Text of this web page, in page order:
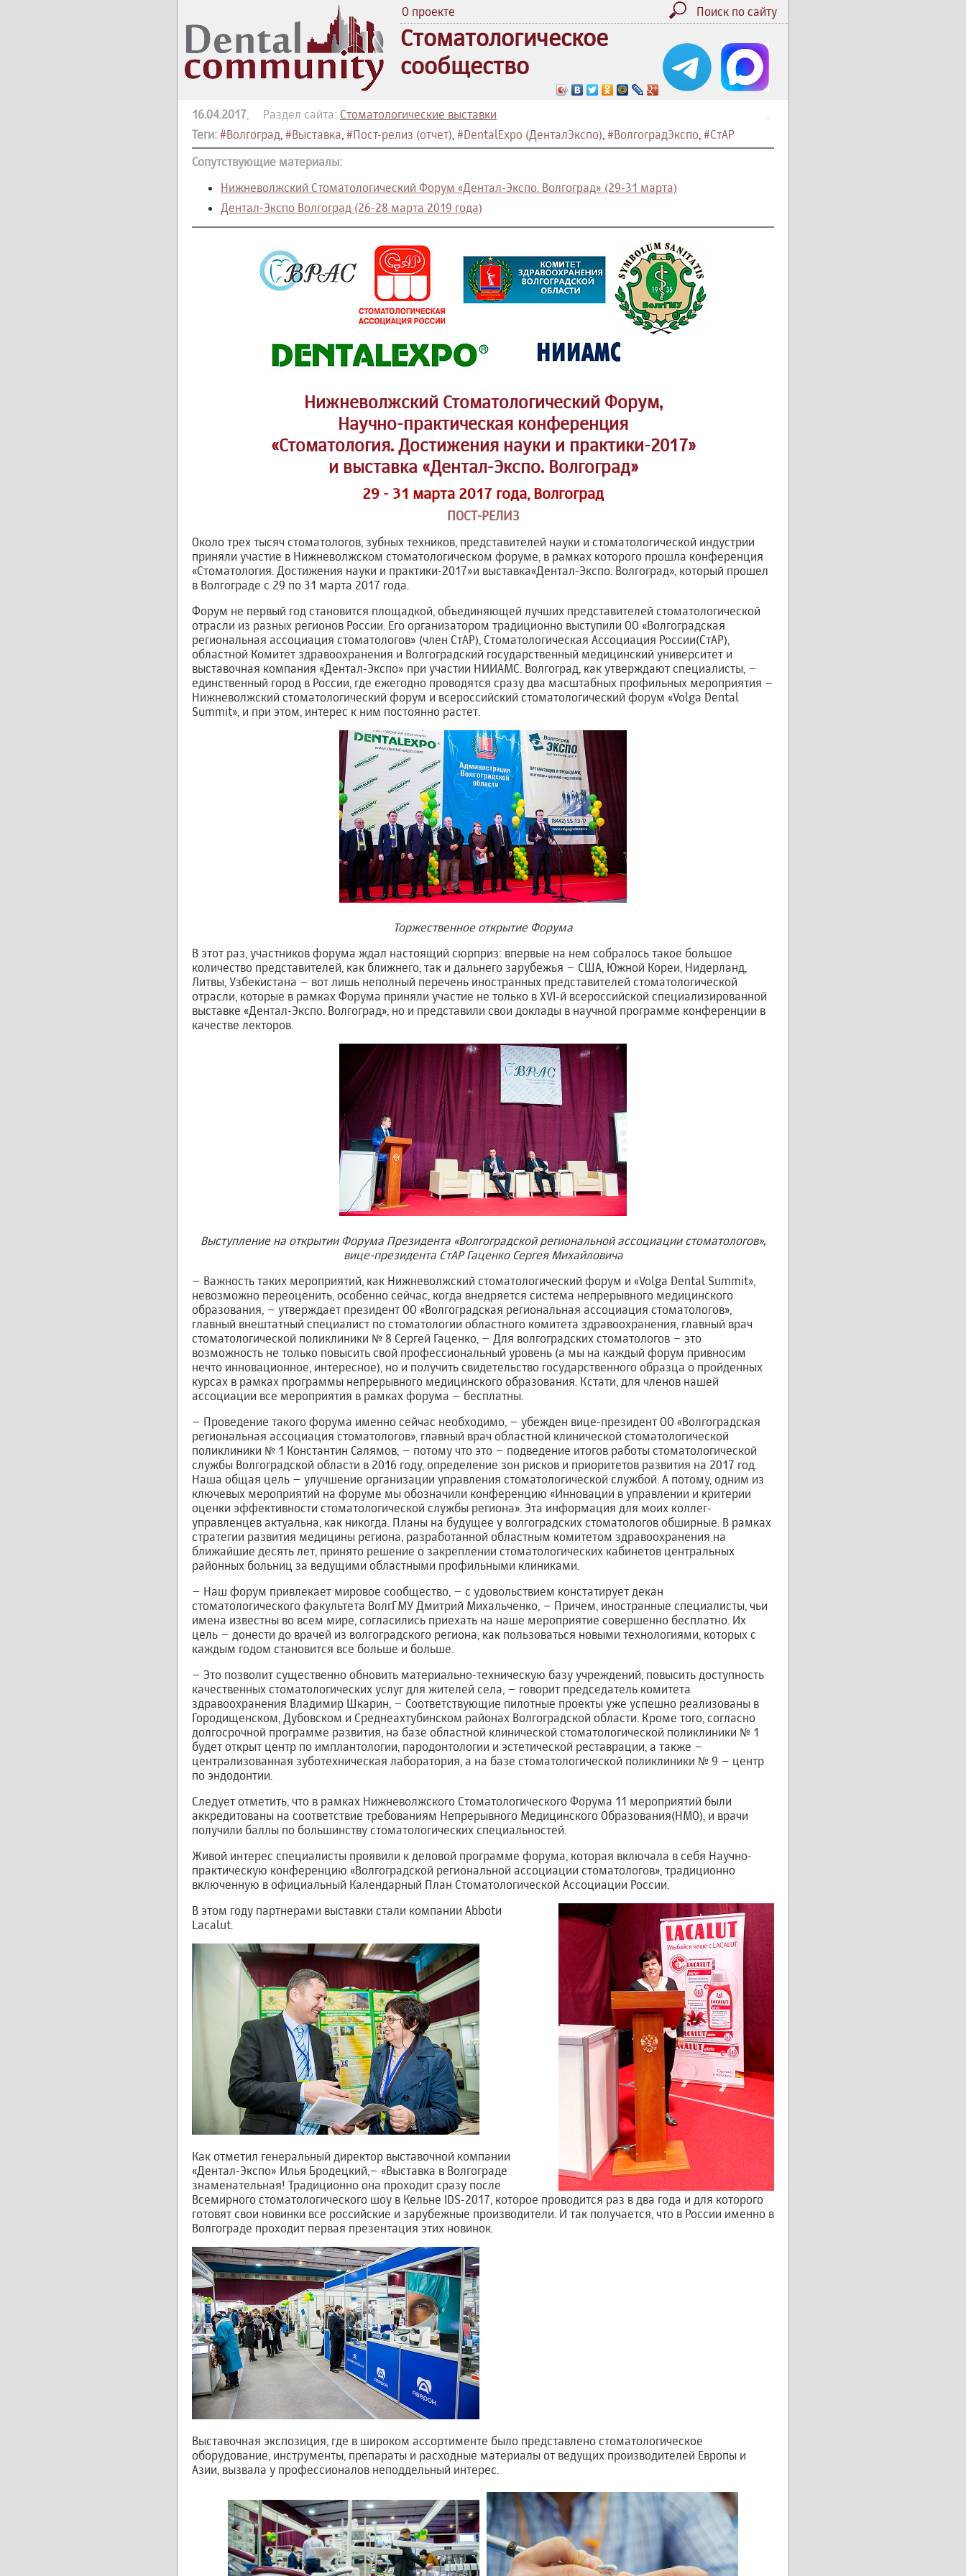
О проекте Поиск по сайту
Стоматологическое
сообщество
.
16.04.2017, Раздел сайта: Стоматологические выставки
Теги: #Волгоград, #Выставка, #Пост-релиз (отчет), #DentalExpo (ДенталЭкспо), #ВолгоградЭкспо, #СтАР
Сопутствующие материалы:
Нижневолжский Стоматологический Форум «Дентал-Экспо. Волгоград» (29-31 марта)
Дентал-Экспо Волгоград (26-28 марта 2019 года)
Нижневолжский Стоматологический Форум,
Научно-практическая конференция
«Стоматология. Достижения науки и практики-2017»
и выставка «Дентал-Экспо. Волгоград»
29 - 31 марта 2017 года, Волгоград
ПОСТ-РЕЛИЗ
Около трех тысяч стоматологов, зубных техников, представителей науки и стоматологической индустрии
приняли участие в Нижневолжском стоматологическом форуме, в рамках которого прошла конференция
«Стоматология. Достижения науки и практики-2017»и выставка«Дентал-Экспо. Волгоград», который прошел
в Волгограде с 29 по 31 марта 2017 года.
Форум не первый год становится площадкой, объединяющей лучших представителей стоматологической
отрасли из разных регионов России. Его организатором традиционно выступили ОО «Волгоградская
региональная ассоциация стоматологов» (член СтАР), Стоматологическая Ассоциация России(СтАР),
областной Комитет здравоохранения и Волгоградский государственный медицинский университет и
выставочная компания «Дентал-Экспо» при участии НИИАМС. Волгоград, как утверждают специалисты, –
единственный город в России, где ежегодно проводятся сразу два масштабных профильных мероприятия –
Нижневолжский стоматологический форум и всероссийский стоматологический форум «Volga Dental
Summit», и при этом, интерес к ним постоянно растет.
Торжественное открытие Форума
В этот раз, участников форума ждал настоящий сюрприз: впервые на нем собралось такое большое
количество представителей, как ближнего, так и дальнего зарубежья – США, Южной Кореи, Нидерланд,
Литвы, Узбекистана – вот лишь неполный перечень иностранных представителей стоматологической
отрасли, которые в рамках Форума приняли участие не только в XVI-й всероссийской специализированной
выставке «Дентал-Экспо. Волгоград», но и представили свои доклады в научной программе конференции в
качестве лекторов.
Выступление на открытии Форума Президента «Волгоградской региональной ассоциации стоматологов»,
вице-президента СтАР Гаценко Сергея Михайловича
– Важность таких мероприятий, как Нижневолжский стоматологический форум и «Volga Dental Summit»,
невозможно переоценить, особенно сейчас, когда внедряется система непрерывного медицинского
образования, – утверждает президент ОО «Волгоградская региональная ассоциация стоматологов»,
главный внештатный специалист по стоматологии областного комитета здравоохранения, главный врач
стоматологической поликлиники № 8 Сергей Гаценко, – Для волгоградских стоматологов – это
возможность не только повысить свой профессиональный уровень (а мы на каждый форум привносим
нечто инновационное, интересное), но и получить свидетельство государственного образца о пройденных
курсах в рамках программы непрерывного медицинского образования. Кстати, для членов нашей
ассоциации все мероприятия в рамках форума – бесплатны.
– Проведение такого форума именно сейчас необходимо, – убежден вице-президент ОО «Волгоградская
региональная ассоциация стоматологов», главный врач областной клинической стоматологической
поликлиники № 1 Константин Салямов, – потому что это – подведение итогов работы стоматологической
службы Волгоградской области в 2016 году, определение зон рисков и приоритетов развития на 2017 год.
Наша общая цель – улучшение организации управления стоматологической службой. А потому, одним из
ключевых мероприятий на форуме мы обозначили конференцию «Инновации в управлении и критерии
оценки эффективности стоматологической службы региона». Эта информация для моих коллег-
управленцев актуальна, как никогда. Планы на будущее у волгоградских стоматологов обширные. В рамках
стратегии развития медицины региона, разработанной областным комитетом здравоохранения на
ближайшие десять лет, принято решение о закреплении стоматологических кабинетов центральных
районных больниц за ведущими областными профильными клиниками.
– Наш форум привлекает мировое сообщество, – с удовольствием констатирует декан
стоматологического факультета ВолгГМУ Дмитрий Михальченко, – Причем, иностранные специалисты, чьи
имена известны во всем мире, согласились приехать на наше мероприятие совершенно бесплатно. Их
цель – донести до врачей из волгоградского региона, как пользоваться новыми технологиями, которых с
каждым годом становится все больше и больше.
– Это позволит существенно обновить материально-техническую базу учреждений, повысить доступность
качественных стоматологических услуг для жителей села, – говорит председатель комитета
здравоохранения Владимир Шкарин, – Соответствующие пилотные проекты уже успешно реализованы в
Городищенском, Дубовском и Среднеахтубинском районах Волгоградской области. Кроме того, согласно
долгосрочной программе развития, на базе областной клинической стоматологической поликлиники № 1
будет открыт центр по имплантологии, пародонтологии и эстетической реставрации, а также –
централизованная зуботехническая лаборатория, а на базе стоматологической поликлиники № 9 – центр
по эндодонтии.
Следует отметить, что в рамках Нижневолжского Стоматологического Форума 11 мероприятий были
аккредитованы на соответствие требованиям Непрерывного Медицинского Образования(НМО), и врачи
получили баллы по большинству стоматологических специальностей.
Живой интерес специалисты проявили к деловой программе форума, которая включала в себя Научно-
практическую конференцию «Волгоградской региональной ассоциации стоматологов», традиционно
включенную в официальный Календарный План Стоматологической Ассоциации России.
В этом году партнерами выставки стали компании Abbotи
Lacalut.
Как отметил генеральный директор выставочной компании
«Дентал-Экспо» Илья Бродецкий,– «Выставка в Волгограде
знаменательная! Традиционно она проходит сразу после
Всемирного стоматологического шоу в Кельне IDS-2017, которое проводится раз в два года и для которого
готовят свои новинки все российские и зарубежные производители. И так получается, что в России именно в
Волгограде проходит первая презентация этих новинок.
Выставочная экспозиция, где в широком ассортименте было представлено стоматологическое
оборудование, инструменты, препараты и расходные материалы от ведущих производителей Европы и
Азии, вызвала у профессионалов неподдельный интерес.